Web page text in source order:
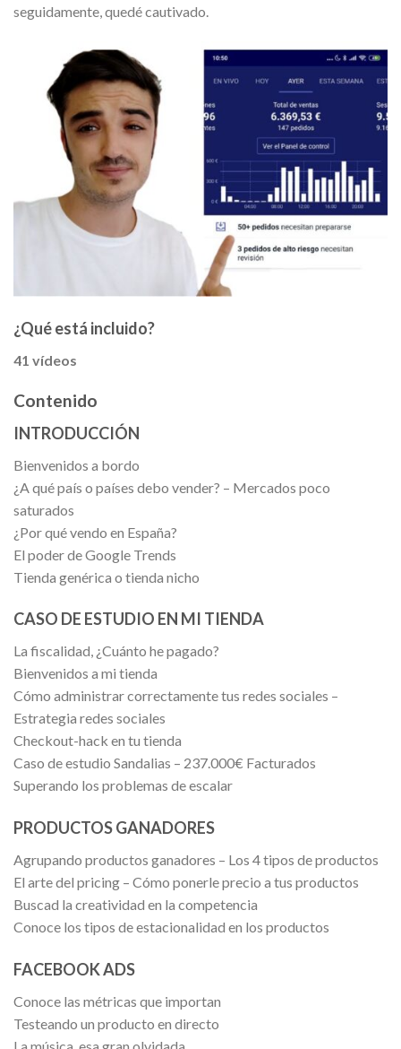
seguidamente, quedé cautivado.
¿Qué está incluido?
41 vídeos
Contenido
INTRODUCCIÓN
Bienvenidos a bordo
¿A qué país o países debo vender? – Mercados poco
saturados
¿Por qué vendo en España?
El poder de Google Trends
Tienda genérica o tienda nicho
CASO DE ESTUDIO EN MI TIENDA
La fiscalidad, ¿Cuánto he pagado?
Bienvenidos a mi tienda
Cómo administrar correctamente tus redes sociales –
Estrategia redes sociales
Checkout-hack en tu tienda
Caso de estudio Sandalias – 237.000€ Facturados
Superando los problemas de escalar
PRODUCTOS GANADORES
Agrupando productos ganadores – Los 4 tipos de productos
El arte del pricing – Cómo ponerle precio a tus productos
Buscad la creatividad en la competencia
Conoce los tipos de estacionalidad en los productos
FACEBOOK ADS
Conoce las métricas que importan
Testeando un producto en directo